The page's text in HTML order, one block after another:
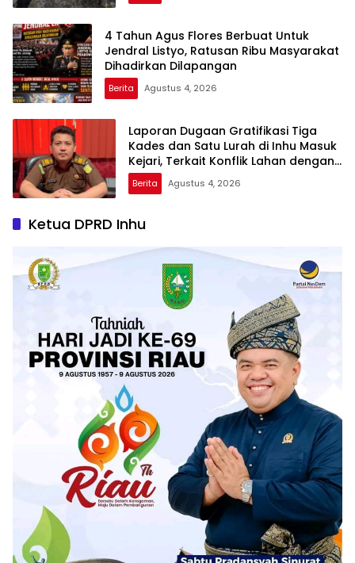
4 Tahun Agus Flores Berbuat Untuk
Jendral Listyo, Ratusan Ribu Masyarakat
Dihadirkan Dilapangan
Berita Agustus 4, 2026
Laporan Dugaan Gratifikasi Tiga
Kades dan Satu Lurah di Inhu Masuk
Kejari, Terkait Konflik Lahan dengan
PT SBP
Berita Agustus 4, 2026
Ketua DPRD Inhu